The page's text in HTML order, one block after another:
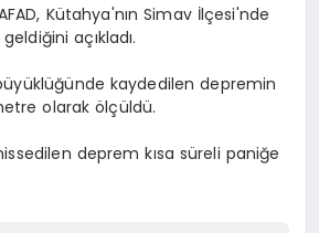
Kütahya'nın Simav İlçesi'nde
açıkladı.
kaydedilen depremin
olarak ölçüldü.
deprem kısa süreli paniğe